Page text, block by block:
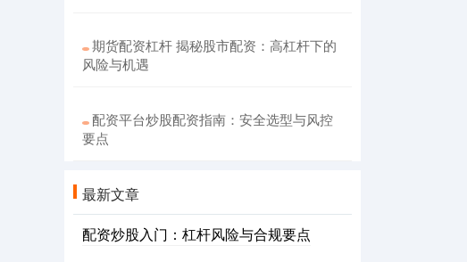
期货配资杠杆 揭秘股市配资：高杠杆下的
风险与机遇
配资平台炒股配资指南：安全选型与风控
要点
最新文章
配资炒股入门：杠杆风险与合规要点